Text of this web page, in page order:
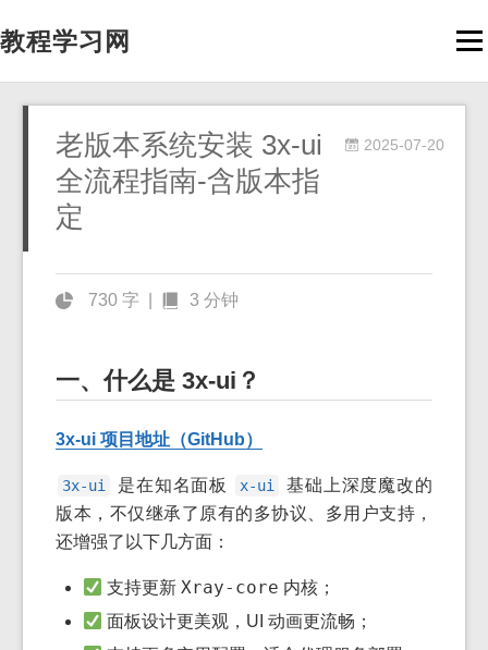
教程学习网
老版本系统安装 3x-ui
全流程指南-含版本指
定
2025-07-20
730 字 3 分钟
一、什么是 3x-ui？
3x-ui 项目地址（GitHub）
3x-ui 是在知名面板 x-ui
基础上深度魔改的
版本，不仅继承了原有的多协议、多用户支持，
还增强了以下几方面：
支持更新 Xray-core 内核；
面板设计更美观，UI 动画更流畅；